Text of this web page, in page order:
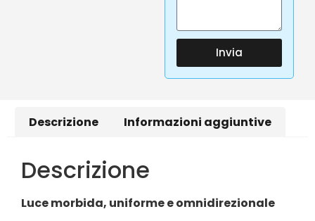
Invia
Descrizione Informazioni aggiuntive
Descrizione
Luce morbida, uniforme e omnidirezionale